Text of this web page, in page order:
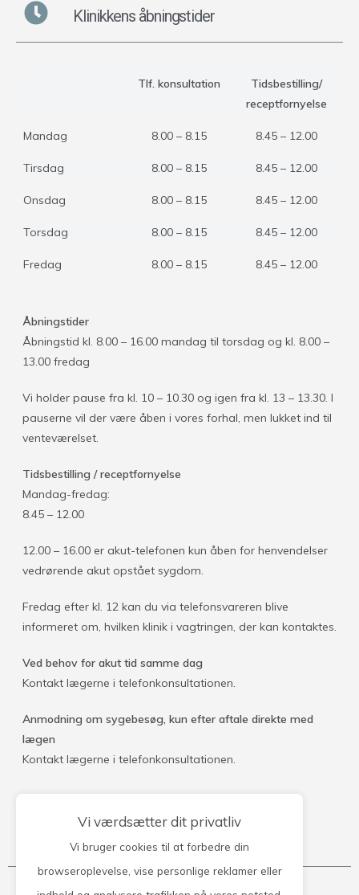
Klinikkens åbningstider
Tlf. konsultation
Tidsbestilling/
receptfornyelse
Mandag 8.00 – 8.15 8.45 – 12.00
Tirsdag 8.00 – 8.15 8.45 – 12.00
Onsdag 8.00 – 8.15 8.45 – 12.00
Torsdag 8.00 – 8.15 8.45 – 12.00
Fredag 8.00 – 8.15 8.45 – 12.00
Åbningstider
Åbningstid kl. 8.00 – 16.00 mandag til torsdag og kl. 8.00 –
13.00 fredag
Vi holder pause fra kl. 10 – 10.30 og igen fra kl. 13 – 13.30. I
pauserne vil der være åben i vores forhal, men lukket ind til
venteværelset.
Tidsbestilling / receptfornyelse
Mandag-fredag:
8.45 – 12.00
12.00 – 16.00 er akut-telefonen kun åben for henvendelser
vedrørende akut opstået sygdom.
Fredag efter kl. 12 kan du via telefonsvareren blive
informeret om, hvilken klinik i vagtringen, der kan kontaktes.
Ved behov for akut tid samme dag
Kontakt lægerne i telefonkonsultationen.
Anmodning om sygebesøg, kun efter aftale direkte med
lægen
Kontakt lægerne i telefonkonsultationen.
Kontakt klinikken
Vi værdsætter dit privatliv
Vi bruger cookies til at forbedre din
browseroplevelse, vise personlige reklamer eller